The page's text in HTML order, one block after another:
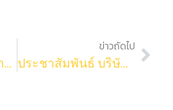
ภาควิชาเคมี และงานวิจัยและบริการวิชาการ คณะวิทยาศาสตร์ ร่วมเสวนาและแลกเปลี่ยนเรียนรู้ภายใต้หัวข้อ ก้าวข้าม “ความกลัว” ด้วยความเข้าใจ ในการพางานวิจัยไปสู่นวัตกรรมที่มีมูลค่าทางธุรกิจ
ข่าวถัดไป
ประชาสัมพันธ์ บริษัท Hitachi เปิดรับนิสิตคณะวิทยาศาสตร์ 4 คนไปร่วมงานประชุม HYLI 2022 ที่ประเทศสิงคโปร์ในช่วงเดือน ก.ค.